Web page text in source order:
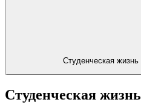
Студенческая жизнь
Студенческая жизнь